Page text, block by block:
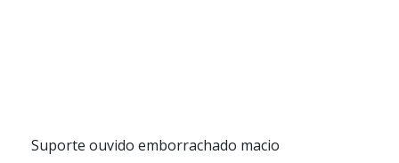
Suporte ouvido emborrachado macio